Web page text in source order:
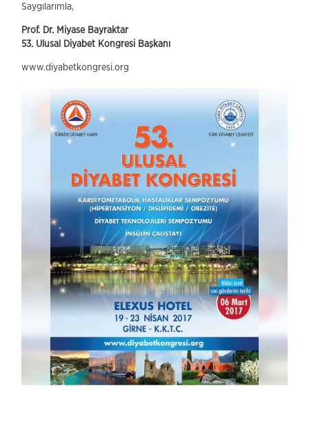
Saygılarımla,
Prof. Dr. Miyase Bayraktar
53. Ulusal Diyabet Kongresi Başkanı
www.diyabetkongresi.org